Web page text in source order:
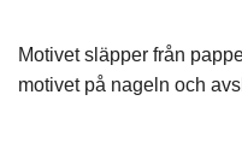
Motivet släpper från
motivet på nageln och